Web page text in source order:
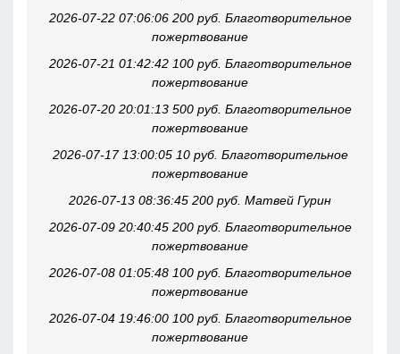
2026-07-22 07:06:06 200 руб. Благотворительное
пожертвование
2026-07-21 01:42:42 100 руб. Благотворительное
пожертвование
2026-07-20 20:01:13 500 руб. Благотворительное
пожертвование
2026-07-17 13:00:05 10 руб. Благотворительное
пожертвование
2026-07-13 08:36:45 200 руб. Матвей Гурин
2026-07-09 20:40:45 200 руб. Благотворительное
пожертвование
2026-07-08 01:05:48 100 руб. Благотворительное
пожертвование
2026-07-04 19:46:00 100 руб. Благотворительное
пожертвование